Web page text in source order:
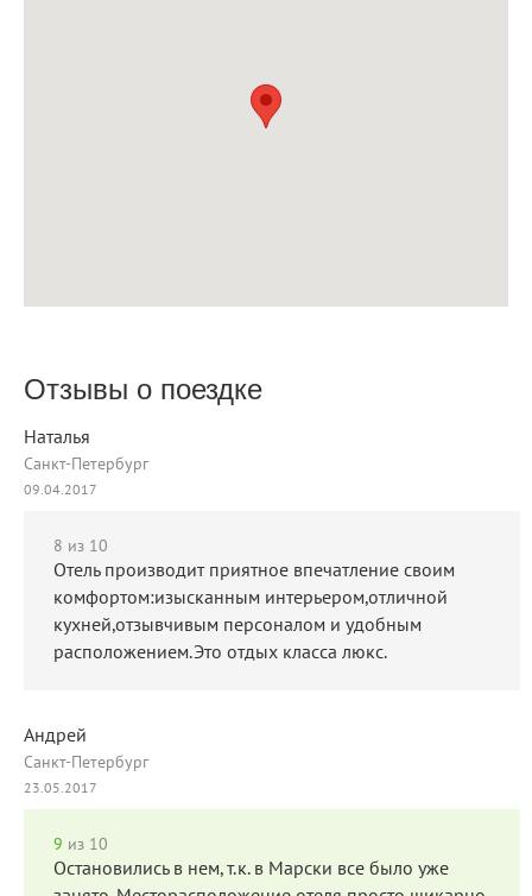
Отзывы о поездке
Наталья
Санкт-Петербург
09.04.2017
8 из 10
Отель производит приятное впечатление своим
комфортом:изысканным интерьером,отличной
кухней,отзывчивым персоналом и удобным
расположением.Это отдых класса люкс.
Андрей
Санкт-Петербург
23.05.2017
9 из 10
Остановились в нем, т.к. в Марски все было уже